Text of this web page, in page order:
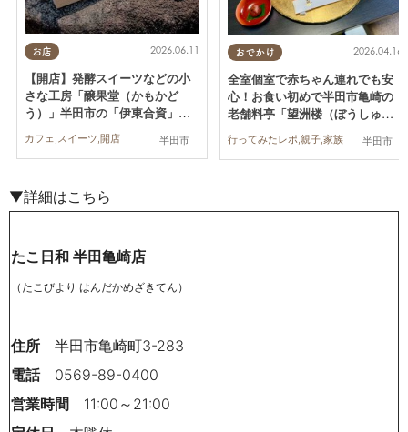
お店
半田市
2026.06.11
【開店】発酵スイーツなどの小
さな工房「醸果堂（かもかど
う）」半田市の「伊東合資」内
に5/21(木)オープン
カフェ,スイーツ,開店
おでかけ
半田市
2026.04.16
全室個室で赤ちゃん連れでも安
心！お食い初めで半田市亀崎の
老舗料亭「望洲楼（ぼうしゅう
行ってみたレポ,親子,家族
▼詳細はこちら
たこ日和 半田亀崎店
（たこびより はんだかめざきてん）
住所 半田市亀崎町3-283
電話0569-89-0400
営業時間 11:00～21:00